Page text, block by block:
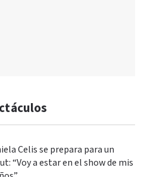
Celis se prepara para un
“Voy a estar en el show de mis